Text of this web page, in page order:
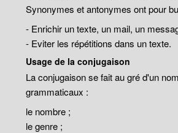
Synonymes et antonymes ont pour
- Enrichir un texte, un mail, un
- Eviter les répétitions dans un texte.
Usage de la conjugaison
La conjugaison se fait au gré d'un
grammaticaux :
le nombre ;
le genre ;